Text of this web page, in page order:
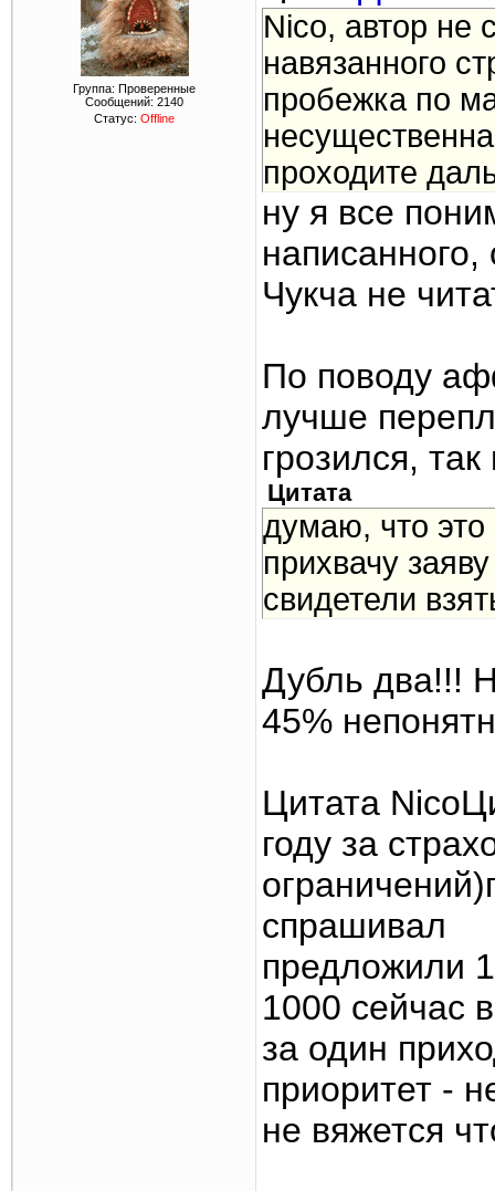
Группа: Проверенные
Сообщений: 2140
Статус: Offline
Nico, автор не
навязанного
пробежка по
проходите
ну я все
Чукча не
По поводу
лучше
грозился,
Цитата
думаю, что это
прихвачу
свидетели
Дубль два!!!
45%
Цитата
году за
спрашивал
предложили
1000 сейчас
за один
приоритет -
не вяжется